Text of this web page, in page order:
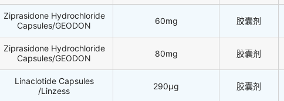
Ziprasidone Hydrochloride
Capsules/GEODON
60mg 胶囊剂
Ziprasidone Hydrochloride
Capsules/GEODON
80mg 胶囊剂
Linaclotide Capsules
/Linzess
290μg 胶囊剂